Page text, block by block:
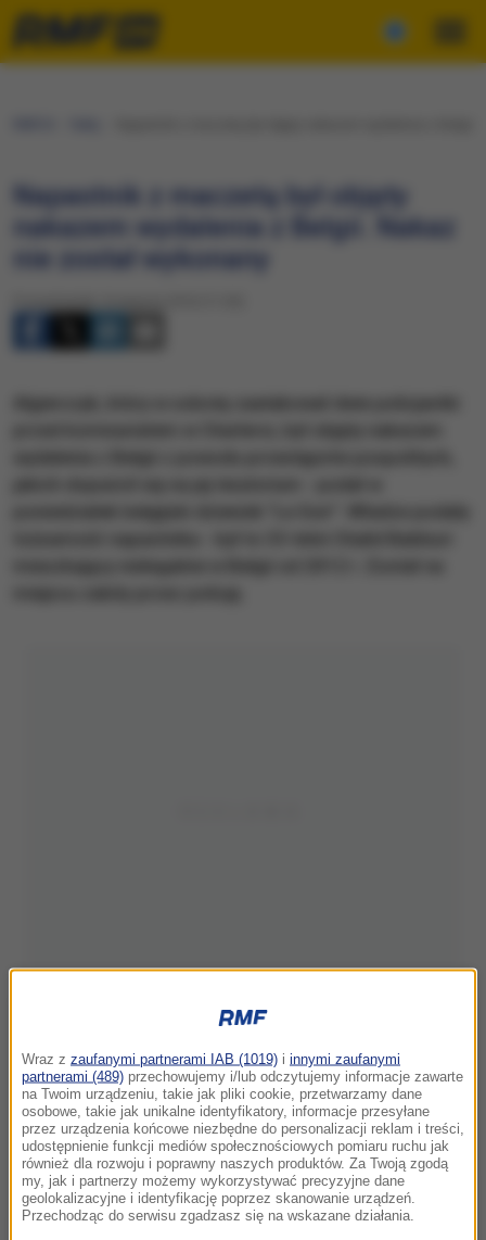
Napastnik z maczetą był objęty
nakazem wydalenia z Belgii. Nakaz
nie został wykonany
Wraz z zaufanymi partnerami IAB (1019) i innymi zaufanymi
partnerami (489) przechowujemy i/lub odczytujemy informacje zawarte
na Twoim urządzeniu, takie jak pliki cookie, przetwarzamy dane
osobowe, takie jak unikalne identyfikatory, informacje przesyłane
przez urządzenia końcowe niezbędne do personalizacji reklam i treści,
udostępnienie funkcji mediów społecznościowych pomiaru ruchu jak
również dla rozwoju i poprawny naszych produktów. Za Twoją zgodą
my, jak i partnerzy możemy wykorzystywać precyzyjne dane
geolokalizacyjne i identyfikację poprzez skanowanie urządzeń.
Przechodząc do serwisu zgadzasz się na wskazane działania.